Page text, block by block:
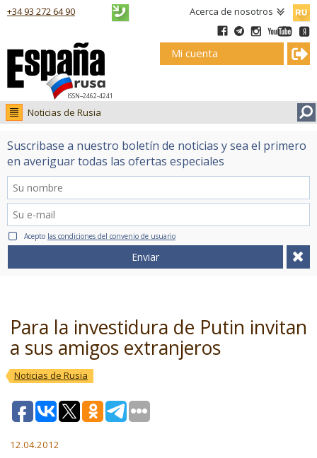
Acerca de nosotros
ISSN–2462-4241
+34 93 272 64 90
Mi cuenta
Noticias de Rusia
Noticias de Rusia
Fotos
Suscribase a nuestro boletín de noticias y sea el primero
en averiguar todas las ofertas especiales
Acepto las condiciones del convenio de usuario
Enviar
Para la investidura de Putin invitan
a sus amigos extranjeros
Noticias de Rusia
12.04.2012